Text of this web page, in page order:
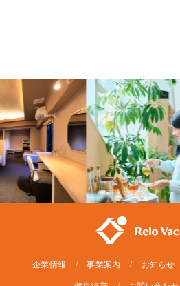
企業情報 事業案内 お知らせ